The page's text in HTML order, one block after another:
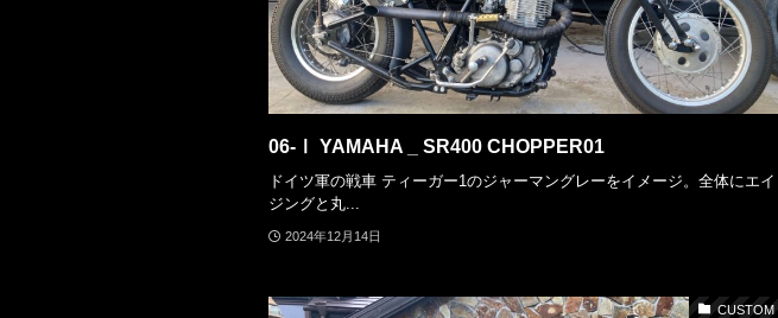
06-Ⅰ YAMAHA _ SR400 CHOPPER01
ドイツ軍の戦車 ティーガー1のジャーマングレーをイメージ。全体にエイ
ジングと丸...
2024年12月14日
CUSTOM